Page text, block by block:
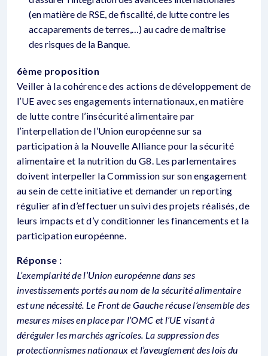
(en matière de RSE, de fiscalité, de lutte contre les
accaparements de terres,…) au cadre de maîtrise
des risques de la Banque.
6ème proposition
Veiller à la cohérence des actions de développement de
l’UE avec ses engagements internationaux, en matière
de lutte contre l’insécurité alimentaire par
l’interpellation de l’Union européenne sur sa
participation à la Nouvelle Alliance pour la sécurité
alimentaire et la nutrition du G8. Les parlementaires
doivent interpeller la Commission sur son engagement
au sein de cette initiative et demander un reporting
régulier afin d’effectuer un suivi des projets réalisés, de
leurs impacts et d’y conditionner les financements et la
participation européenne.
Réponse :
L’exemplarité de l’Union européenne dans ses
investissements portés au nom de la sécurité alimentaire
est une nécessité. Le Front de Gauche récuse l’ensemble des
mesures mises en place par l’OMC et l’UE visant à
déréguler les marchés agricoles. La suppression des
protectionnismes nationaux et l’aveuglement des lois du